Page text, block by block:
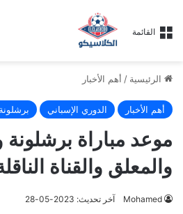
القائمة
الرئيسية / أهم الأخبار
أهم الأخبار الدوري الإسباني برشلونة
موعد مباراة برشلونة
والمعلق والقناة
Mohamed آخر تحديث: 2023-05-28